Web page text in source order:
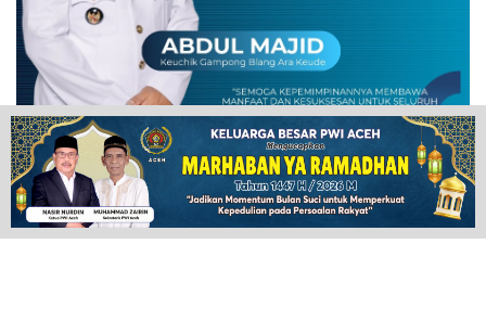
POPULAR NEWS